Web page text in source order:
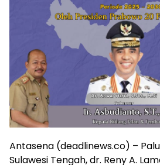
Antasena (deadlinews.co) –
Sulawesi Tengah, dr. Reny A.